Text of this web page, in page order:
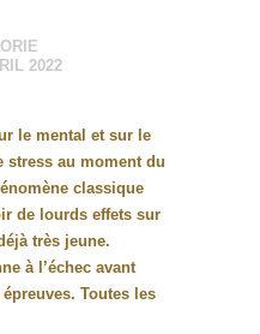
2022
le mental et sur le
stress au moment du
classique
de lourds effets sur
très jeune.
à l’échec avant
Toutes les